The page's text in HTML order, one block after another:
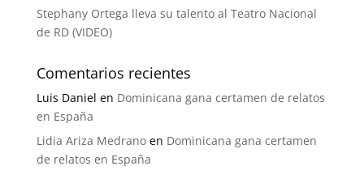
Stephany Ortega lleva su talento al Teatro Nacional
de RD (VIDEO)
Comentarios recientes
Luis Daniel en Dominicana gana certamen de relatos
en España
Lidia Ariza Medranoen Dominicana gana certamen
de relatos en España